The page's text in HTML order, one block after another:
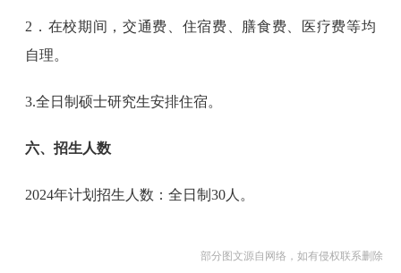
2．在校期间，交通费、住宿费、膳食费、医疗费等均
自理。
3.全日制硕士研究生安排住宿。
六、招生人数
2024年计划招生人数：全日制30人。
部分图文源自网络，如有侵权联系删除